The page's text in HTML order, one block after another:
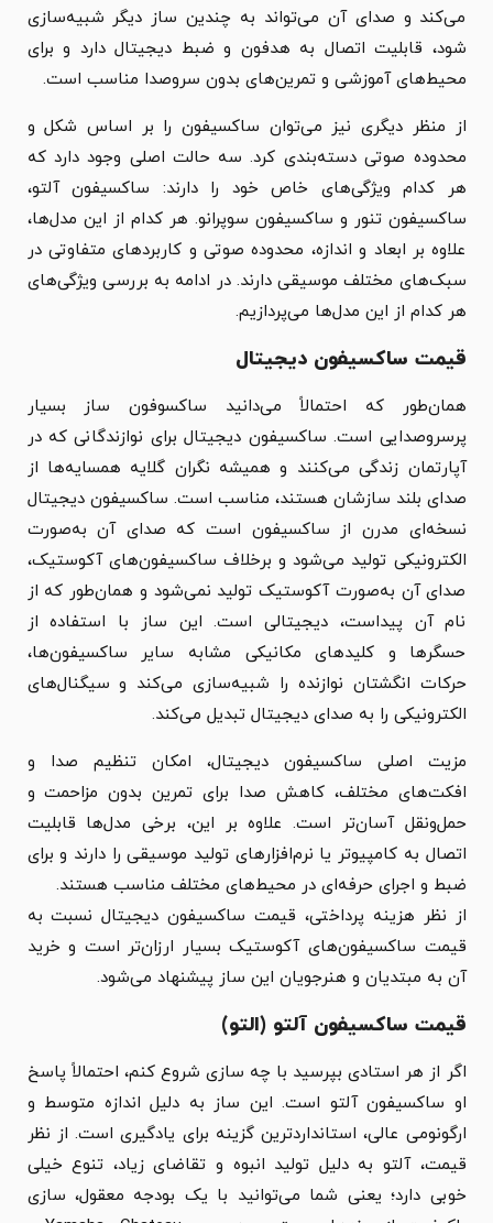
می‌کند و صدای آن می‌تواند به چندین ساز دیگر شبیه‌سازی
شود، قابلیت اتصال به هدفون و ضبط دیجیتال دارد و برای
محیط‌های آموزشی و تمرین‌های بدون سروصدا مناسب است.
از منظر دیگری نیز می‌توان ساکسیفون را بر اساس شکل و
محدوده صوتی دسته‌بندی کرد. سه حالت اصلی وجود دارد که
هر کدام ویژگی‌های خاص خود را دارند: ساکسیفون آلتو،
ساکسیفون تنور و ساکسیفون سوپرانو. هر کدام از این مدل‌ها،
علاوه بر ابعاد و اندازه، محدوده صوتی و کاربردهای متفاوتی در
سبک‌های مختلف موسیقی دارند. در ادامه به بررسی ویژگی‌های
هر کدام از این مدل‌ها می‌پردازیم.
قیمت ساکسیفون دیجیتال
همان‌طور که احتمالاً می‌دانید ساکسوفون ساز بسیار
پرسروصدایی است. ساکسیفون دیجیتال برای نوازندگانی که در
آپارتمان زندگی می‌کنند و همیشه نگران گلایه همسایه‌ها از
صدای بلند سازشان هستند، مناسب است. ساکسیفون دیجیتال
نسخه‌ای مدرن از ساکسیفون است که صدای آن به‌صورت
الکترونیکی تولید می‌شود و برخلاف ساکسیفون‌های آکوستیک،
صدای آن به‌صورت آکوستیک تولید نمی‌شود و همان‌طور که از
نام آن پیداست، دیجیتالی است. این ساز با استفاده از
حسگرها و کلیدهای مکانیکی مشابه سایر ساکسیفون‌ها،
حرکات انگشتان نوازنده را شبیه‌سازی می‌کند و سیگنال‌های
الکترونیکی را به صدای دیجیتال تبدیل می‌کند.
مزیت اصلی ساکسیفون دیجیتال، امکان تنظیم صدا و
افکت‌های مختلف، کاهش صدا برای تمرین بدون مزاحمت و
حمل‌ونقل آسان‌تر است. علاوه بر این، برخی مدل‌ها قابلیت
اتصال به کامپیوتر یا نرم‌افزارهای تولید موسیقی را دارند و برای
ضبط و اجرای حرفه‌ای در محیط‌های مختلف مناسب هستند.
از نظر هزینه پرداختی، قیمت ساکسیفون دیجیتال نسبت به
قیمت ساکسیفون‌های آکوستیک بسیار ارزان‌تر است و خرید
آن به مبتدیان و هنرجویان این ساز پیشنهاد می‌شود.
قیمت ساکسیفون آلتو (التو)
اگر از هر استادی بپرسید با چه سازی شروع کنم، احتمالاً پاسخ
او ساکسیفون آلتو است. این ساز به دلیل اندازه متوسط و
ارگونومی عالی، استانداردترین گزینه برای یادگیری است. از نظر
قیمت، آلتو به دلیل تولید انبوه و تقاضای زیاد، تنوع خیلی
خوبی دارد؛ یعنی شما می‌توانید با یک بودجه معقول، سازی